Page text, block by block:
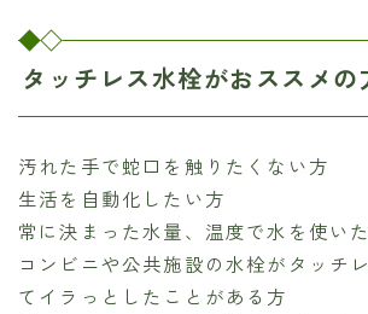
タッチレス水栓がおススメの
汚れた手で蛇口を触りたくない方
生活を自動化したい方
常に決まった水量、温度で水を使い
コンビニや公共施設の水栓がタッチ
てイラっとしたことがある方